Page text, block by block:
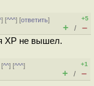
] [^^^] [ответить]
+5
+ / –
XP не вышел.
[^^] [^^^]
+1
+ / –